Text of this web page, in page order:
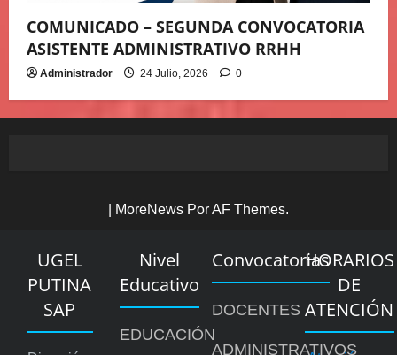
COMUNICADO – SEGUNDA CONVOCATORIA
ASISTENTE ADMINISTRATIVO RRHH
Administrador 24 Julio, 2026 0
MoreNews Por AF Themes.
UGEL
PUTINA
SAP
Nivel
Educativo
EDUCACIÓN
Convocatorias
DOCENTES
ADMINISTRATIVOS
HORARIOS
DE
ATENCIÓN